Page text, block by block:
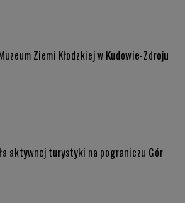
Ziemi Kłodzkiej w Kudowie-Zdroju
aktywnej turystyki na pograniczu Gór